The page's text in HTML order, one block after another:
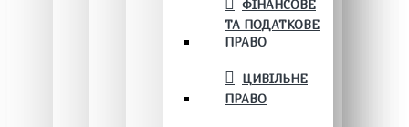
ФІНАНСОВЕ
ТА ПОДАТКОВЕ
ПРАВО
ЦИВІЛЬНЕ
ПРАВО